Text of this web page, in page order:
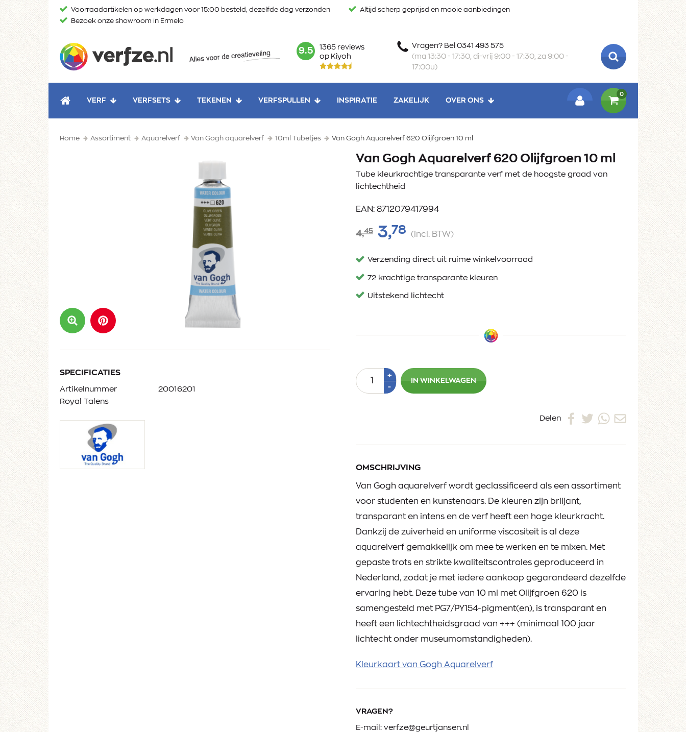
naar
Voorraadartikelen op werkdagen voor 15:00 besteld, dezelfde dag verzonden
Altijd scherp geprijsd en mooie aanbiedingen
Bezoek onze showroom in Ermelo
mark:
9.5
1365 reviews
op Kiyoh
Vragen? Bel 0341 493 575
(ma 13:30 - 17:30, di-vrij 9:00 - 17:30, za 9:00 -
17:00u)
ZOEKEN
HOME
VERF VERFSETS TEKENEN VERFSPULLEN INSPIRATIE ZAKELIJK
OVER ONS
0
Home Assortiment Aquarelverf Van Gogh aquarelverf 10ml Tubetjes Van Gogh Aquarelverf 620 Olijfgroen 10 ml
SPECIFICATIES
Artikelnummer
Royal Talens
20016201
Van Gogh Aquarelverf 620 Olijfgroen 10 ml
Tube kleurkrachtige transparante verf met de hoogste graad van
lichtechtheid
EAN: 8712079417994
4,45 3,78 (incl. BTW)
Verzending direct uit ruime winkelvoorraad
72 krachtige transparante kleuren
Uitstekend lichtecht
Aantal +Plus
1
-Min
IN WINKELWAGEN
Delen
OMSCHRIJVING
Van Gogh aquarelverf wordt geclassificeerd als een assortiment
voor studenten en kunstenaars. De kleuren zijn briljant,
transparant en intens en de verf heeft een hoge kleurkracht.
Dankzij de zuiverheid en uniforme viscositeit is al deze
aquarelverf gemakkelijk om mee te werken en te mixen. Met
gepaste trots en strikte kwaliteitscontroles geproduceerd in
Nederland, zodat je met iedere aankoop gegarandeerd dezelfde
ervaring hebt. Deze tube van 10 ml met Olijfgroen 620 is
samengesteld met PG7/PY154-pigment(en), is transparant en
heeft een lichtechtheidsgraad van +++ (minimaal 100 jaar
lichtecht onder museumomstandigheden).
Kleurkaart van Gogh Aquarelverf
VRAGEN?
E-mail: verfze@geurtjansen.nl